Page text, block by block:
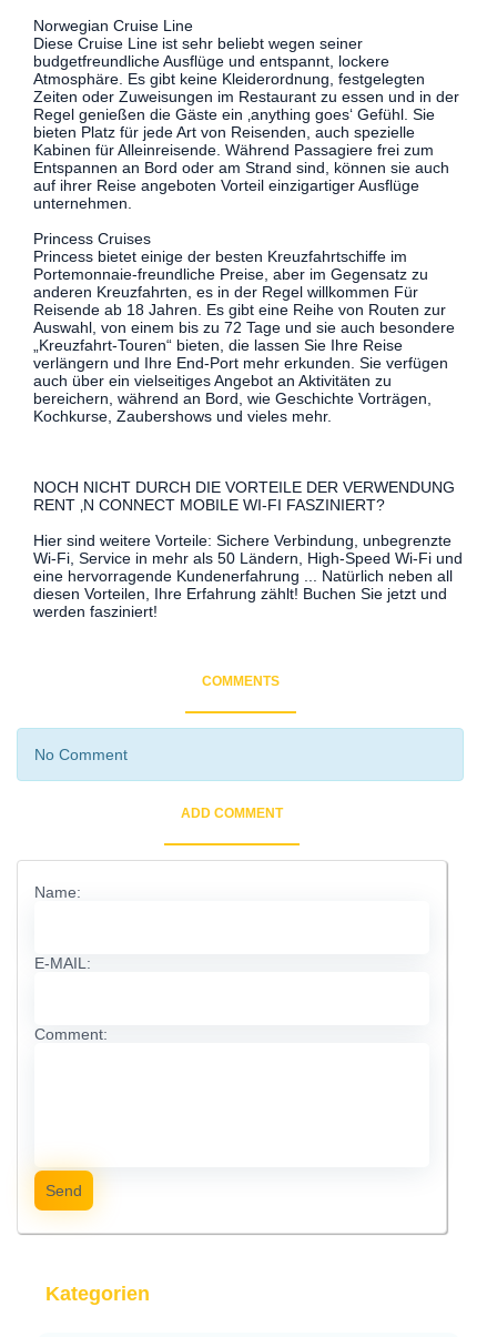
Norwegian Cruise Line
Diese Cruise Line ist sehr beliebt wegen seiner
budgetfreundliche Ausflüge und entspannt, lockere
Atmosphäre. Es gibt keine Kleiderordnung, festgelegten
Zeiten oder Zuweisungen im Restaurant zu essen und in der
Regel genießen die Gäste ein ‚anything goes‘ Gefühl. Sie
bieten Platz für jede Art von Reisenden, auch spezielle
Kabinen für Alleinreisende. Während Passagiere frei zum
Entspannen an Bord oder am Strand sind, können sie auch
auf ihrer Reise angeboten Vorteil einzigartiger Ausflüge
unternehmen.
Princess Cruises
Princess bietet einige der besten Kreuzfahrtschiffe im
Portemonnaie-freundliche Preise, aber im Gegensatz zu
anderen Kreuzfahrten, es in der Regel willkommen Für
Reisende ab 18 Jahren. Es gibt eine Reihe von Routen zur
Auswahl, von einem bis zu 72 Tage und sie auch besondere
„Kreuzfahrt-Touren“ bieten, die lassen Sie Ihre Reise
verlängern und Ihre End-Port mehr erkunden. Sie verfügen
auch über ein vielseitiges Angebot an Aktivitäten zu
bereichern, während an Bord, wie Geschichte Vorträgen,
Kochkurse, Zaubershows und vieles mehr.
NOCH NICHT DURCH DIE VORTEILE DER VERWENDUNG
RENT ‚N CONNECT MOBILE WI-FI FASZINIERT?
Hier sind weitere Vorteile: Sichere Verbindung, unbegrenzte
Wi-Fi, Service in mehr als 50 Ländern, High-Speed ​​Wi-Fi und
eine hervorragende Kundenerfahrung ... Natürlich neben all
diesen Vorteilen, Ihre Erfahrung zählt! Buchen Sie jetzt und
werden fasziniert!
COMMENTS
No Comment
ADD COMMENT
Name:
E-MAIL:
Comment:
Send
Kategorien